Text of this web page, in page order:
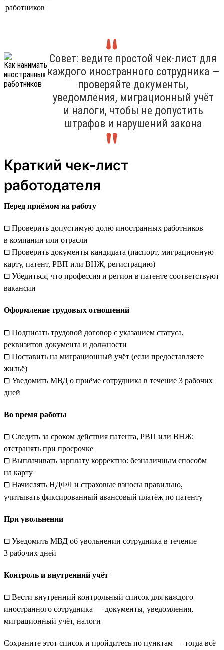
работников
Совет: ведите простой чек-лист для
каждого иностранного сотрудника —
проверяйте документы,
уведомления, миграционный учёт
и налоги, чтобы не допустить
штрафов и нарушений закона
Краткий чек-лист
работодателя
Перед приёмом на работу
⧠ Проверить допустимую долю иностранных работников
в компании или отрасли
⧠ Проверить документы кандидата (паспорт, миграционную
карту, патент, РВП или ВНЖ, регистрацию)
⧠ Убедиться, что профессия и регион в патенте соответствуют
вакансии
Оформление трудовых отношений
⧠ Подписать трудовой договор с указанием статуса,
реквизитов документа и должности
⧠ Поставить на миграционный учёт (если предоставляете
жильё)
⧠ Уведомить МВД о приёме сотрудника в течение 3 рабочих
дней
Во время работы
⧠ Следить за сроком действия патента, РВП или ВНЖ;
отстранять при просрочке
⧠ Выплачивать зарплату корректно: безналичным способм
на карту
⧠ Начислять НДФЛ и страховые взносы правильно,
учитывать фиксированный авансовый платёж по патенту
При увольнении
⧠ Уведомить МВД об увольнении сотрудника в течение
3 рабочих дней
Контроль и внутренний учёт
⧠ Вести внутренний контрольный список для каждого
иностранного сотрудника — документы, уведомления,
миграционный учёт, налоги
Сохраните этот список и пройдитесь по пунктам — тогда всё